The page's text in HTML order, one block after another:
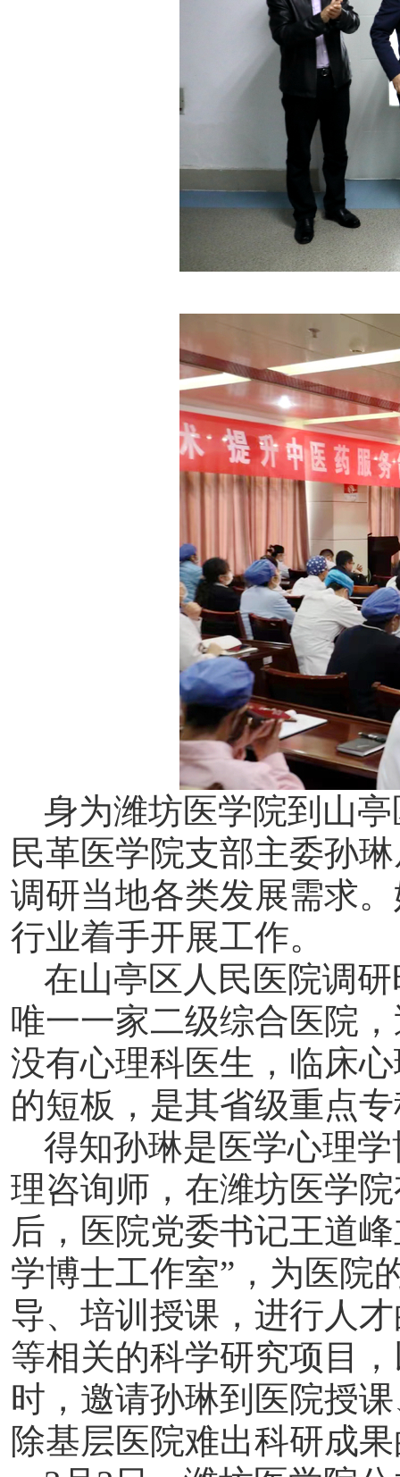
身为潍坊医学院到山
民革医学院支部主委孙
调研当地各类发展需求
行业着手开展工作。
在山亭区人民医院调
唯一一家二级综合医院
没有心理科医生，临床
的短板，是其省级重点
得知孙琳是医学心理
理咨询师，在潍坊医学
后，医院党委书记王道
学博士工作室”，为医院
导、培训授课，进行人
等相关的科学研究项目
时，邀请孙琳到医院授
除基层医院难出科研成